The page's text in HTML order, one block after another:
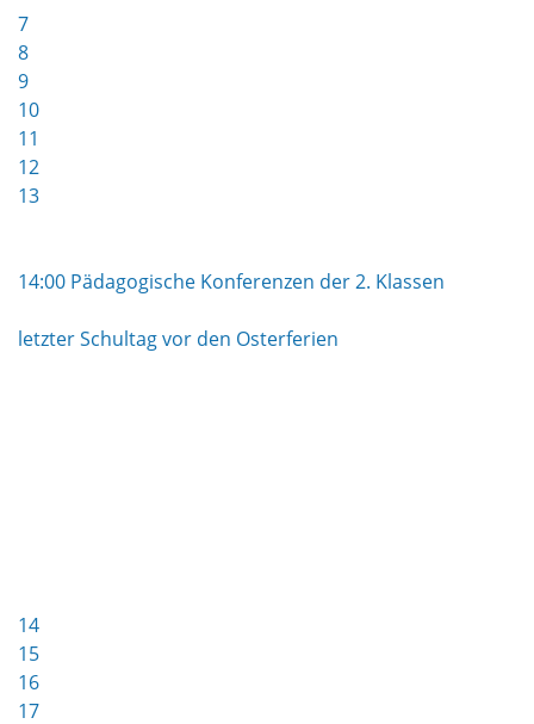
7
8
9
10
11
12
13
14:00 Pädagogische Konferenzen der 2. Klassen
letzter Schultag vor den Osterferien
14
15
16
17